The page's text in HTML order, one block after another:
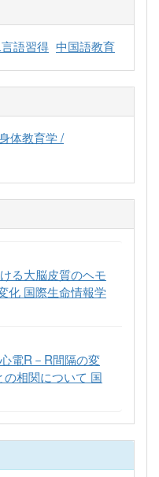
語習得 中国語教育
体教育学 /
る大脳皮質のヘモ
化 国際生命情報学
電R－R間隔の変
相関について 国